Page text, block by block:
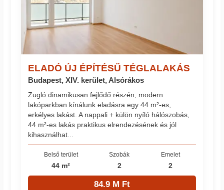
ELADÓ ÚJ ÉPÍTÉSŰ TÉGLALAKÁS
Budapest, XIV. kerület, Alsórákos
Zugló dinamikusan fejlődő részén, modern
lakóparkban kínálunk eladásra egy 44 m²-es,
erkélyes lakást. A nappali + külön nyíló hálószobás,
44 m²-es lakás praktikus elrendezésének és jól
kihasználhat...
Belső terület
44 m²
Szobák
2
Emelet
2
84.9 M Ft